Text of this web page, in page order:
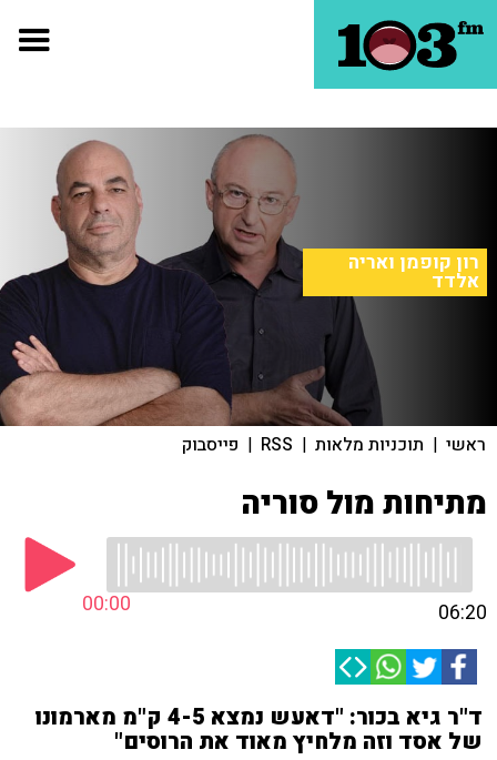
רון קופמן ואריה
אלדד
ראשי | תוכניות מלאות |
RSS
| פייסבוק
מתיחות מול סוריה
00:00 06:20
ד"ר גיא בכור: "דאעש נמצא 4-5 ק"מ מארמונו
של אסד וזה מלחיץ מאוד את הרוסים"